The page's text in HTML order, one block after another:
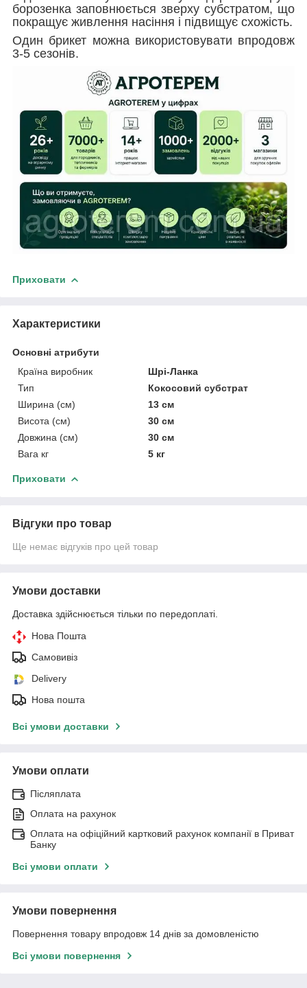
борозенка заповнюється зверху субстратом, що
покращує живлення насіння і підвищує схожість.
Один брикет можна використовувати впродовж
3-5 сезонів.
Приховати
Характеристики
Основні атрибути
Країна виробник
Шрі-Ланка
Тип
Кокосовий субстрат
Ширина (см)
13 см
Висота (см)
30 см
Довжина (см)
30 см
Вага кг
5 кг
Приховати
Відгуки про товар
Ще немає відгуків про цей товар
Умови доставки
Доставка здійснюється тільки по передоплаті.
Нова Пошта
Самовивіз
Delivery
Нова пошта
Всі умови доставки
Умови оплати
Післяплата
Оплата на рахунок
Оплата на офіційний картковий рахунок компанії в Приват
Банку
Всі умови оплати
Умови повернення
Повернення товару впродовж 14 днів за домовленістю
Всі умови повернення